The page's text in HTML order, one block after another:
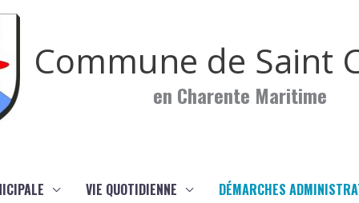
Commune de Saint
en Charente Maritime
VIE QUOTIDIENNE DÉMARCHES